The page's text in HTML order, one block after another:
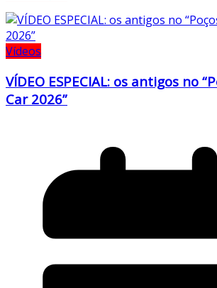
Vídeos
VÍDEO ESPECIAL: os antigos no
Car 2026”